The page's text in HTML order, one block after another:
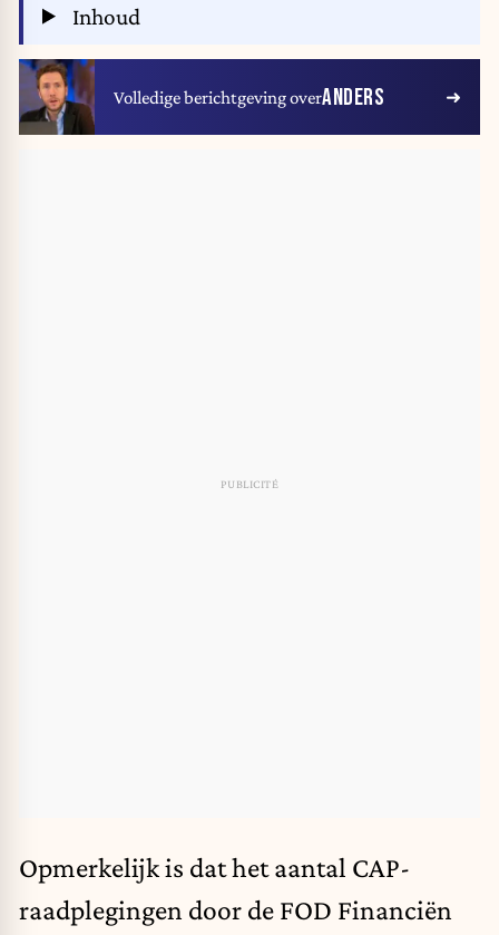
Inhoud
Volledige berichtgeving overANDERS
Opmerkelijk is dat het aantal CAP-
raadplegingen door de FOD Financiën